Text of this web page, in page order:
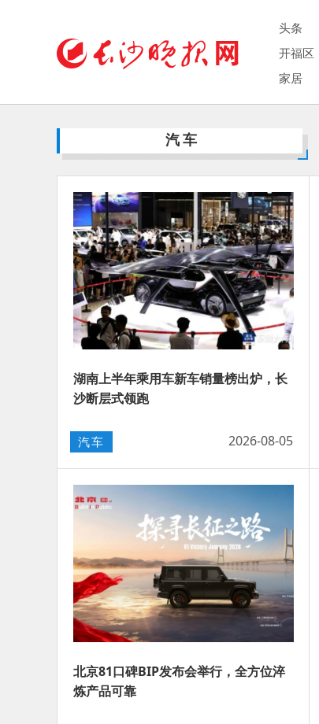
头条
开福区
家居
汽车
湖南上半年乘用车新车销量榜出炉，长
沙断层式领跑
汽车 2026-08-05
北京81口碑BIP发布会举行，全方位淬
炼产品可靠